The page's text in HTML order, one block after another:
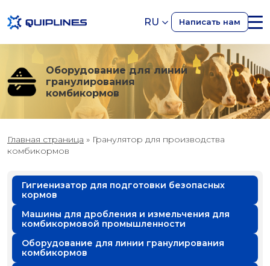
RU Написать нам
Оборудование для линии
гранулирования
комбикормов
Главная страница » Гранулятор для производства
комбикормов
Гигиенизатор для подготовки безопасных
кормов
Машины для дробления и измельчения для
комбикормовой промышленности
Оборудование для линии гранулирования
комбикормов